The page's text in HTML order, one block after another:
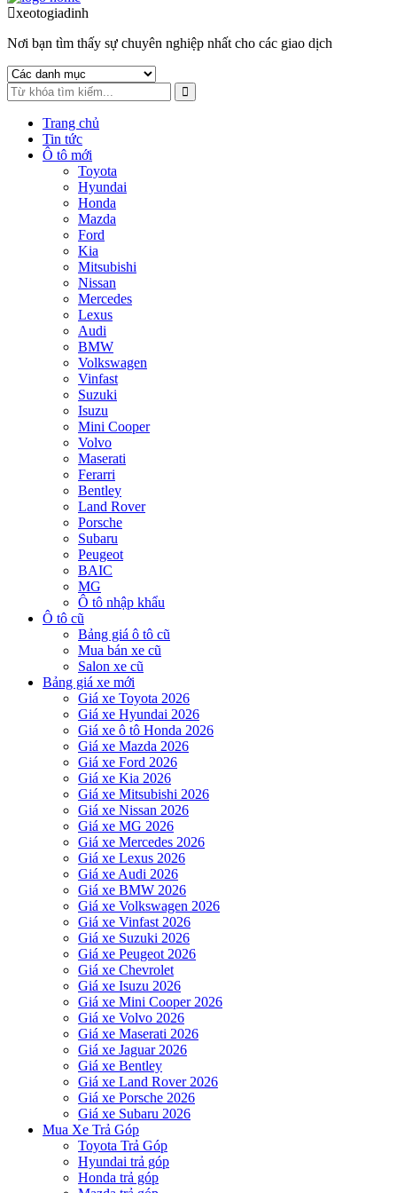
to
toxeotogiadinh
Nơi bạn tìm thấy sự chuyên nghiệp nhất cho các giao dịch
Trang chủ
Tin tức
Ô tô mới
Toyota
Hyundai
Honda
Mazda
Ford
Kia
Mitsubishi
Nissan
Mercedes
Lexus
Audi
BMW
Volkswagen
Vinfast
Suzuki
Isuzu
Mini Cooper
Volvo
Maserati
Ferarri
Bentley
Land Rover
Porsche
Subaru
Peugeot
BAIC
MG
Ô tô nhập khẩu
Ô tô cũ
Bảng giá ô tô cũ
Mua bán xe cũ
Salon xe cũ
Bảng giá xe mới
Giá xe Toyota 2026
Giá xe Hyundai 2026
Giá xe ô tô Honda 2026
Giá xe Mazda 2026
Giá xe Ford 2026
Giá xe Kia 2026
Giá xe Mitsubishi 2026
Giá xe Nissan 2026
Giá xe MG 2026
Giá xe Mercedes 2026
Giá xe Lexus 2026
Giá xe Audi 2026
Giá xe BMW 2026
Giá xe Volkswagen 2026
Giá xe Vinfast 2026
Giá xe Suzuki 2026
Giá xe Peugeot 2026
Giá xe Chevrolet
Giá xe Isuzu 2026
Giá xe Mini Cooper 2026
Giá xe Volvo 2026
Giá xe Maserati 2026
Giá xe Jaguar 2026
Giá xe Bentley
Giá xe Land Rover 2026
Giá xe Porsche 2026
Giá xe Subaru 2026
Mua Xe Trả Góp
Toyota Trả Góp
Hyundai trả góp
Honda trả góp